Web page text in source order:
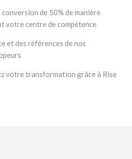
de 50% de manière
votre centre de compétence
et des références de nos
votre transformation grâce à Rise